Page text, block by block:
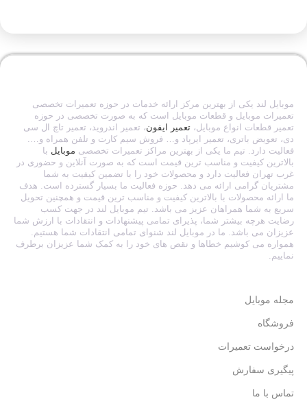
موبایل لند یکی از بهترین مرکز ارائه خدمات در حوزه تعمیرات تخصصی
تعمیرات موبایل و قطعات موبایل است که به صورت تخصصی در حوزه
تعمیر قطعات انواع موبایل، تعمیر ایفون، تعمیر اندروید، تعمیر تاچ ال سی
دی، تعویض باتری، تعمیر ایرپاد و… فروش سیم کارت و تلفن همراه و….
فعالیت دارد. تیم ما یکی از بهترین مراکز تعمیرات تخصصی موبایل با
بالاترین کیفیت و مناسب ترین قیمت است که به صورت آنلاین و حضوری در
غرب تهران فعالیت دارد و محصولات خود را با تضمین کیفیت به شما
مشتریان گرامی ارائه می دهد. حوزه فعالیت ما بسیار گسترده است. هدف
ما ارائه محصولات با بالاترین کیفیت و مناسب ترین قیمت و همچنین تحویل
سریع به شما همراهان عزیز می باشد. تیم موبایل لند در جهت کسب
رضایت هرچه بیشتر شما، پذیرای تمامی پیشنهادات و انتقادات با ارزش شما
عزیزان می باشد. ما در موبایل لند شنوای تمامی انتقادات شما هستیم.
همواره می کوشیم خطاها و نقص های خود را به کمک شما عزیزان برطرف
نماییم.
مجله موبایل
فروشگاه
درخواست تعمیرات
پیگیری سفارش
تماس با ما